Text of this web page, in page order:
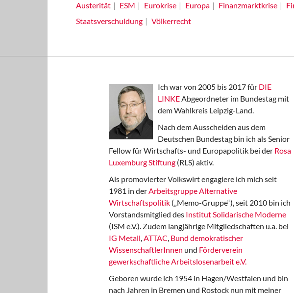
Austerität
ESM Eurokrise Europa Finanzmarktkrise
Staatsverschuldung
Völkerrecht
Ich war von 2005 bis 2017 für DIE
LINKEAbgeordneter im Bundestag mit
dem Wahlkreis Leipzig-Land.
Nach dem Ausscheiden aus dem
Deutschen Bundestag bin ich als Senior
Fellow für Wirtschafts- und Europapolitik bei der Rosa
Luxemburg Stiftung (RLS) aktiv.
Als promovierter Volkswirt engagiere ich mich seit
1981 in derArbeitsgruppe Alternative
Wirtschaftspolitik („Memo-Gruppe“), seit 2010 bin ich
Vorstandsmitglied des Institut Solidarische Moderne
(ISM e.V.). Zudem langjährige Mitgliedschaften u.a. bei
IG Metall,ATTAC, Bund demokratischer
WissenschaftlerInnen und Förderverein
gewerkschaftliche Arbeitslosenarbeit e.V.
Geboren wurde ich 1954 in Hagen/Westfalen und bin
nach Jahren in Bremen und Rostock nun mit meiner